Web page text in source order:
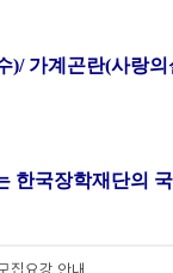
)/ 가계곤란(사랑의
한국장학재단의